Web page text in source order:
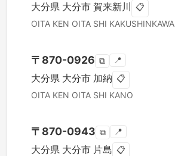
大分県 大分市 賀来新川 📋
OITA KEN OITA SHI KAKUSHINKAWA
〒 870-0926 ⧉ 📍
大分県 大分市 加納 📋
OITA KEN OITA SHI KANO
〒 870-0943 ⧉ 📍
大分県 大分市 片島 📋